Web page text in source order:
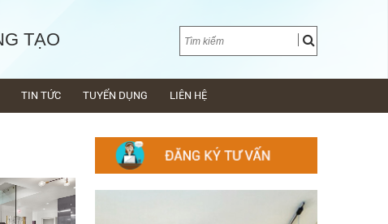
TẠO
TIN TỨC TUYỂN DỤNG LIÊN HỆ